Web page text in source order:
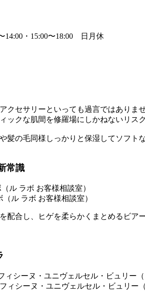
14:00・15:00〜18:00 日月休
クセサリーといっても過言ではあり
クな肌間を修羅場にしかねないリス
髪の毛同様しっかりと保湿してソフト
常識
ル ラボ お客様相談室）
配合し、ヒゲを柔らかくまとめるビ
ィシーヌ・ユニヴェルセル・ビュリー